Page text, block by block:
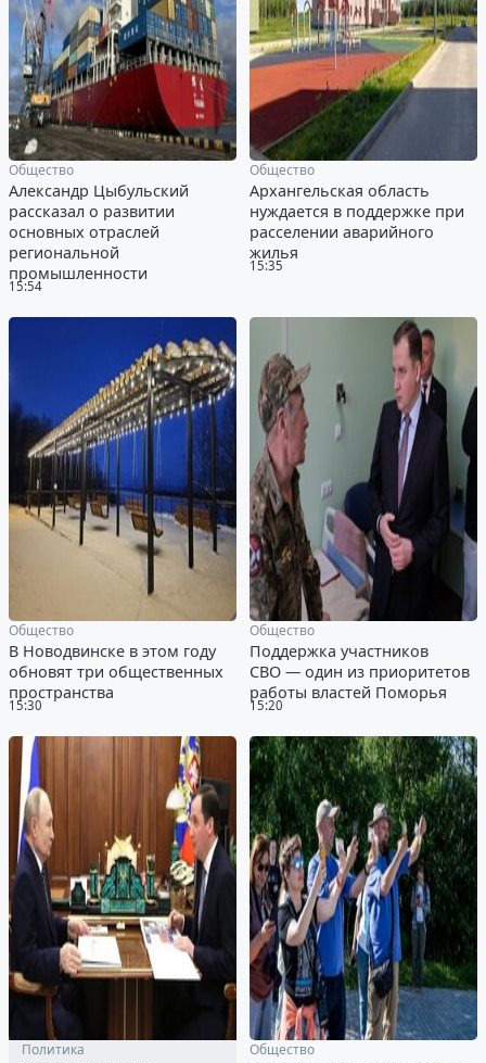
15:54
Общество
Александр Цыбульский
рассказал о развитии
основных отраслей
региональной
промышленности
15:35
Общество
Архангельская область
нуждается в поддержке при
расселении аварийного
жилья
15:30
Общество
В Новодвинске в этом году
обновят три общественных
пространства
15:20
Общество
Поддержка участников
СВО — один из приоритетов
работы властей Поморья
Политика Общество